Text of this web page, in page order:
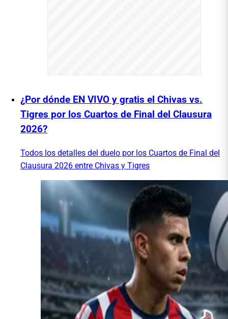
¿Por dónde EN VIVO y gratis el Chivas vs.
Tigres por los Cuartos de Final del Clausura
2026?
Todos los detalles del duelo por los Cuartos de Final del
Clausura 2026 entre Chivas y Tigres